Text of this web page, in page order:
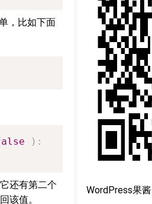
，比如下面
) :
还有第二个
该值。
WordPress果酱